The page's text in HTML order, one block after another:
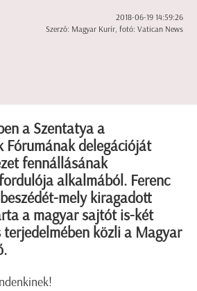
2018-06-19 14:59:26
Szerző: Magyar Kurír, fotó: Vatican News
a Szentatya a
Fórumának delegációját
fennállásának
alkalmából. Ferenc
mely kiragadott
a magyar sajtót is-két
terjedelmében közli a Magyar